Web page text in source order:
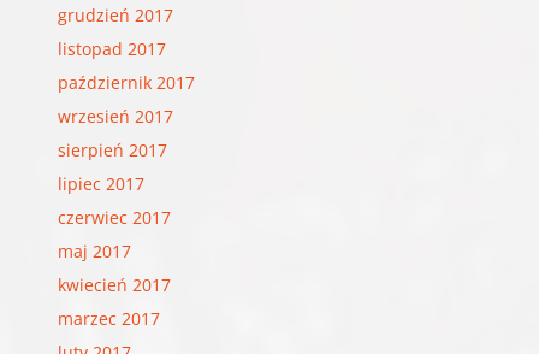
grudzień 2017
listopad 2017
październik 2017
wrzesień 2017
sierpień 2017
lipiec 2017
czerwiec 2017
maj 2017
kwiecień 2017
marzec 2017